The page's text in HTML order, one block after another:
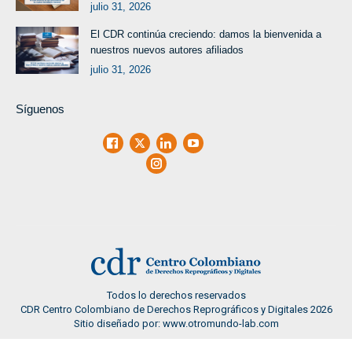
julio 31, 2026
El CDR continúa creciendo: damos la bienvenida a
nuestros nuevos autores afiliados
julio 31, 2026
Síguenos
Facebook
X LinkedInYoutube
Instagram
Todos lo derechos reservados
CDR Centro Colombiano de Derechos Reprográficos y Digitales 2026
Sitio diseñado por: www.otromundo-lab.com